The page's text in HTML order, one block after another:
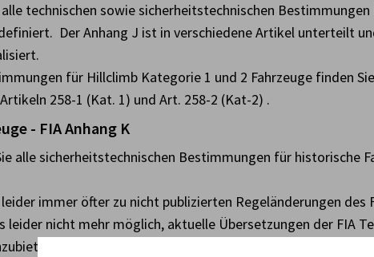
technischen sowie sicherheitstechnischen
Der Anhang J ist in verschiedene Artikel unterteilt
für Hillclimb Kategorie 1 und 2 Fahrzeuge finden
258-1 (Kat. 1) und Art. 258-2 (Kat-2) .
- FIA Anhang K
alle sicherheitstechnischen Bestimmungen für historische
immer öfter zu nicht publizierten Regeländerungen des
leider nicht mehr möglich, aktuelle Übersetzungen der FIA
Aus Gründen der Rechtssicherheit für alle